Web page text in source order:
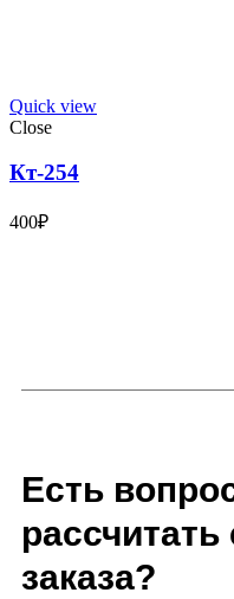
Quick view
Close
Кт-254
400₽
Есть
заказа?